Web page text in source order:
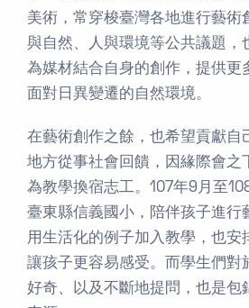
美術，常穿梭臺灣各地進行藝術
與自然、人與環境等公共議題，
為媒材結合自身的創作，提供更
面對日異變遷的自然環境。
在藝術創作之餘，也希望貢獻自
地方從事社會回饋，因緣際會之
為教學換宿志工。107年9月至
臺東縣信義國小，陪伴孩子進行
用生活化的例子加入教學，也安
讓孩子更容易感受。而學生們對
好奇、以及不斷地提問，也是包